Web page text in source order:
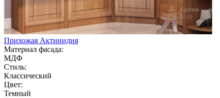
Прихожая Актинидия
Материал фасада:
МДФ
Стиль:
Классический
Цвет:
Темный